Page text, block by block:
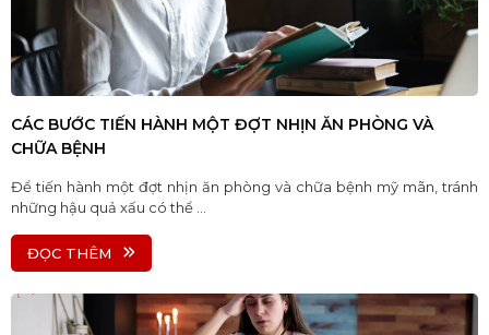
CÁC BƯỚC TIẾN HÀNH MỘT ĐỢT NHỊN ĂN PHÒNG VÀ
CHỮA BỆNH
Để tiến hành một đợt nhịn ăn phòng và chữa bệnh mỹ mãn, tránh
những hậu quả xấu có thể ...
ĐỌC THÊM